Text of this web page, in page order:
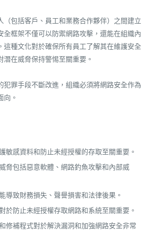
（包括客戶、員工和業務合作夥伴）之間建立
全框架不僅可以防禦網路攻擊，還能在組織內
這種文化對於確保所有員工了解其在維護安全
潛在威脅保持警惕至關重要。
犯罪手段不斷改進，組織必須將網路安全作為
向。
敏感資料和防止未經授權的存取至關重要。
脅包括惡意軟體、網路釣魚攻擊和內部威
導致財務損失、聲譽損害和法律後果。
於防止未經授權存取網路和系統至關重要。
修補程式對於解決漏洞和加強網路安全非常